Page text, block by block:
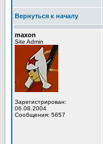
Вернуться к началу
maxon
Site Admin
Зарегистрирован:
06.08.2004
Сообщения: 5657